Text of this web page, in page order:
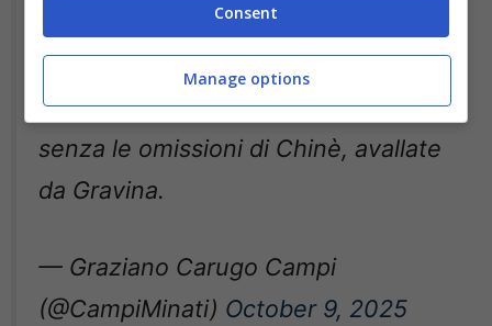
Lo scudetto dello scorso anno
sarebbe stato assegnato all’Inter,
senza le omissioni di Chinè, avallate
da Gravina.
— Graziano Carugo Campi
(@CampiMinati) October 9, 2025
Consent
Manage options